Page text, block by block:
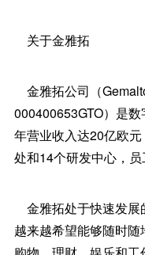
关于金雅拓
金雅拓公司（
000400653GTO）是
年营业收入达20亿欧
处和14个研发中心，员
金雅拓处于快速发展
越来越希望能够随时随